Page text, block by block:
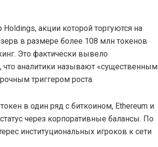
акции которой торгуются на
в размере более 108 млн токенов
Это фактически вывело
аналитики называют «существенным
триггером роста.
в один ряд с биткоином, Ethereum и
через корпоративные балансы. По
институциональных игроков к сети